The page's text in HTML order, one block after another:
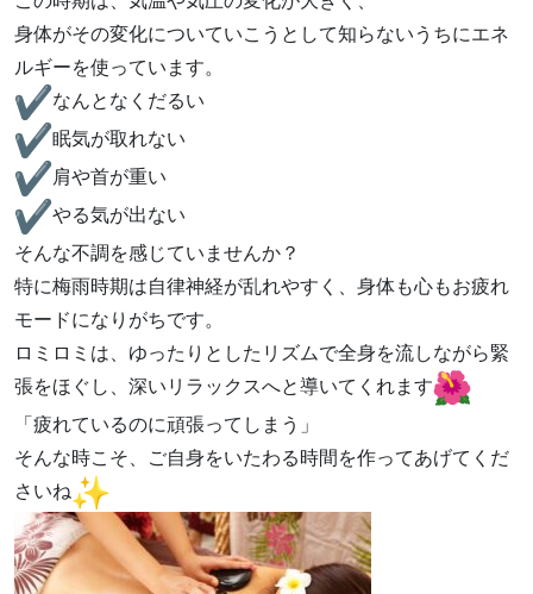
身体がその変化についていこうとして知らないうちにエネ
ルギーを使っています。
なんとなくだるい
眠気が取れない
肩や首が重い
やる気が出ない
そんな不調を感じていませんか？
特に梅雨時期は自律神経が乱れやすく、身体も心もお疲れ
モードになりがちです。
ロミロミは、ゆったりとしたリズムで全身を流しながら緊
張をほぐし、深いリラックスへと導いてくれます
「疲れているのに頑張ってしまう」
そんな時こそ、ご自身をいたわる時間を作ってあげてくだ
さいね